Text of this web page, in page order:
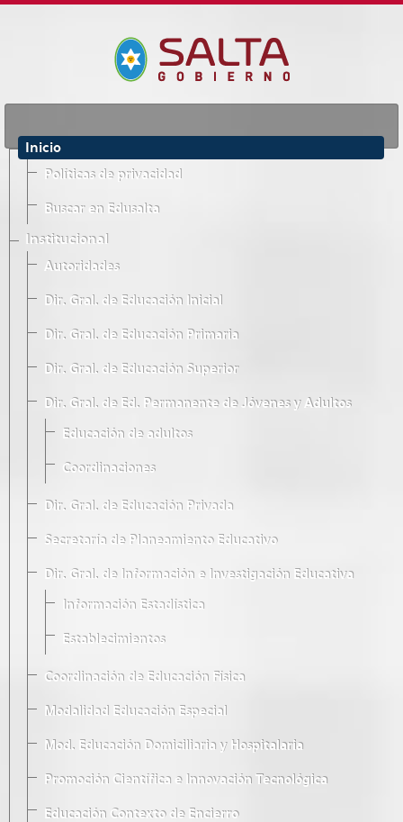
Inicio
Políticas de privacidad
Buscar en Edusalta
Institucional
Autoridades
Dir. Gral. de Educación Inicial
Dir. Gral. de Educación Primaria
Dir. Gral. de Educación Superior
Dir. Gral. de Ed. Permanente de Jóvenes y Adultos
Educación de adultos
Coordinaciones
Dir. Gral. de Educación Privada
Secretaría de Planeamiento Educativo
Dir. Gral. de Información e Investigación Educativa
Información Estadística
Establecimientos
Coordinación de Educación Física
Modalidad Educación Especial
Mod. Educación Domiciliaria y Hospitalaria
Promoción Científica e Innovación Tecnológica
Educación Contexto de Encierro